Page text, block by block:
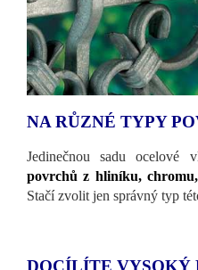
NA RŮZNÉ TYPY
Jedinečnou sadu ocelové
povrchů z hliníku,
Stačí zvolit jen správný typ
DOCÍLÍTE VYSOKÝ